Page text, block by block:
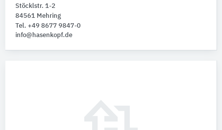
Stöcklstr. 1-2
84561 Mehring
Tel. +49 8677 9847-0
info@hasenkopf.de